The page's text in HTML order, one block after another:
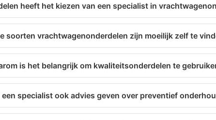
heeft het kiezen van een specialist in
soorten vrachtwagenonderdelen zijn moeilijk zelf te
is het belangrijk om kwaliteitsonderdelen te
een specialist ook advies geven over preventief